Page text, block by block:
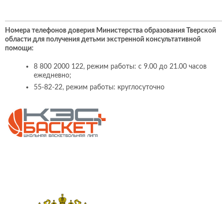
Номера телефонов доверия Министерства образования Тверской
области для получения детьми экстренной консультативной
помощи:
8 800 2000 122, режим работы: с 9.00 до 21.00 часов
ежедневно;
55-82-22, режим работы: круглосуточно